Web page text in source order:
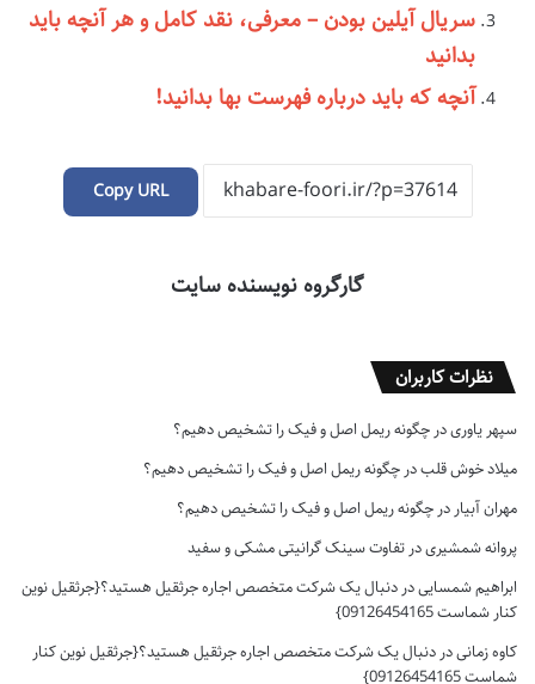
سریال آیلین بودن – معرفی، نقد کامل و هر آنچه باید
بدانید
آنچه که باید درباره فهرست بها بدانید!
Copy URL
گارگروه نویسنده سایت
نظرات کاربران
سپهر یاوریدر چگونه ریمل اصل و فیک را تشخیص دهیم؟
میلاد خوش قلبدر چگونه ریمل اصل و فیک را تشخیص دهیم؟
مهران آبیار در چگونه ریمل اصل و فیک را تشخیص دهیم؟
پروانه شمشیریدر تفاوت سینک گرانیتی مشکی و سفید
ابراهیم شمساییدر دنبال یک شرکت متخصص اجاره جرثقیل هستید؟{جرثقیل نوین
کنار شماست 09126454165}
کاوه زمانیدر دنبال یک شرکت متخصص اجاره جرثقیل هستید؟{جرثقیل نوین کنار
شماست 09126454165}